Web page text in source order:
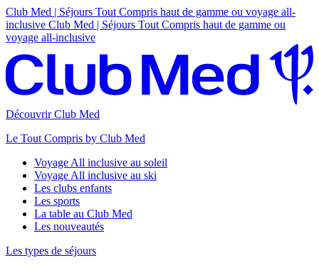
Club Med | Séjours Tout Compris haut de gamme ou voyage all-
inclusive Club Med | Séjours Tout Compris haut de gamme ou
voyage all-inclusive
Découvrir Club Med
Le Tout Compris by Club Med
Voyage All inclusive au soleil
Voyage All inclusive au ski
Les clubs enfants
Les sports
La table au Club Med
Les nouveautés
Les types de séjours